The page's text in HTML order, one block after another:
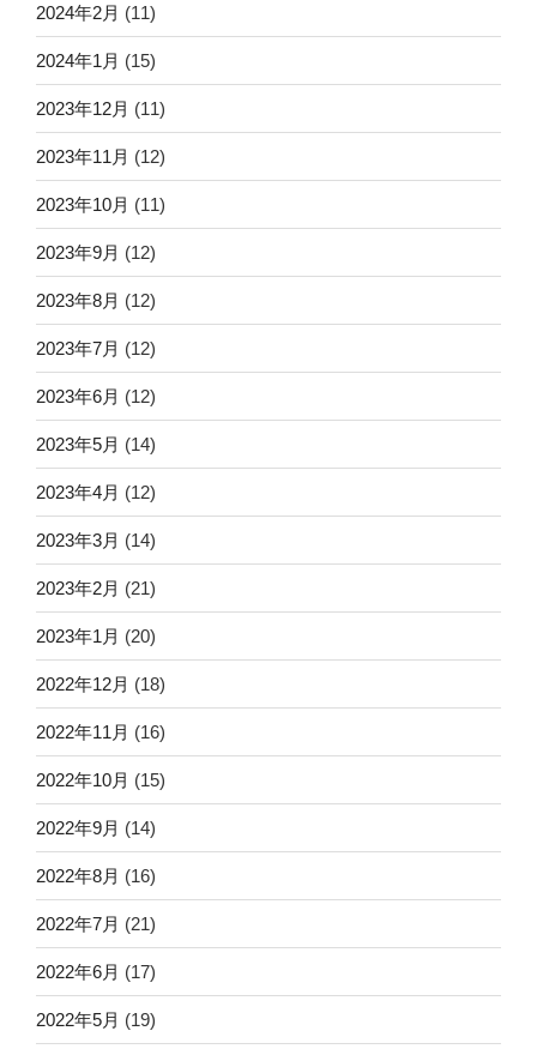
2024年2月 (11)
2024年1月 (15)
2023年12月 (11)
2023年11月 (12)
2023年10月 (11)
2023年9月 (12)
2023年8月 (12)
2023年7月 (12)
2023年6月 (12)
2023年5月 (14)
2023年4月 (12)
2023年3月 (14)
2023年2月 (21)
2023年1月 (20)
2022年12月 (18)
2022年11月 (16)
2022年10月 (15)
2022年9月 (14)
2022年8月 (16)
2022年7月 (21)
2022年6月 (17)
2022年5月 (19)